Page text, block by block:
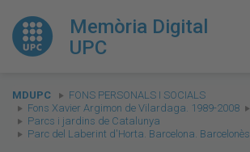
Memòria Digital
UPC
You
are
here:
MDUPC
FONS PERSONALS I SOCIALS
Fons Xavier Argimon de Vilardaga. 1989-2008
Parcs i jardins de Catalunya
Parc del Laberint d'Horta. Barcelona. Barcelonès